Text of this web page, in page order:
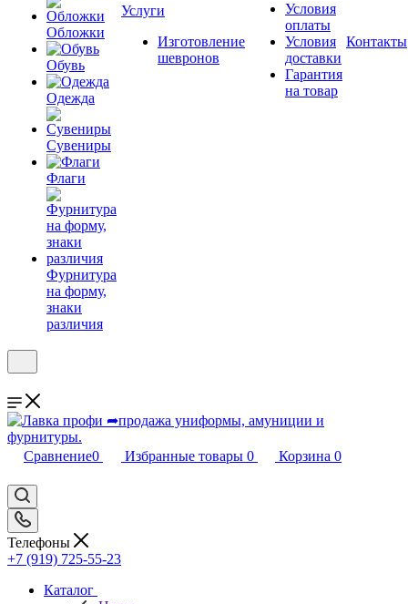
Обложки
Обувь
Одежда
Сувениры
Флаги
Фурнитура
на форму,
знаки
различия
Услуги
Изготовление
шевронов
Условия
оплаты
Условия
доставки
Гарантия
на товар
Контакты
Сравнение0 Избранные товары 0 Корзина 0
Телефоны
+7 (919) 725-55-23
Каталог